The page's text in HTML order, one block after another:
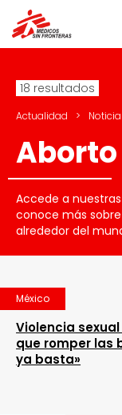
18 resultados
Actualidad >
Accede a
conoce más
alrededor del
México
Violencia sexual
que romper las
ya basta»